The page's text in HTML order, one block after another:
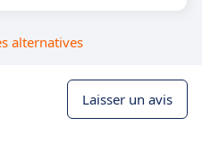
alternatives
Laisser un avis